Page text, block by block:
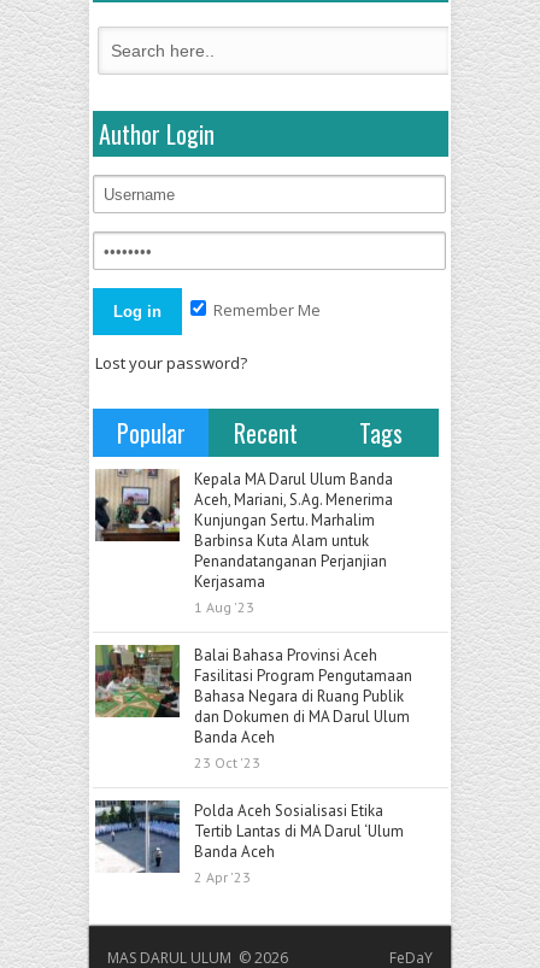
Author Login
Remember Me
Lost your password?
Popular Recent Tags
Kepala MA Darul Ulum Banda
Aceh, Mariani, S.Ag. Menerima
Kunjungan Sertu. Marhalim
Barbinsa Kuta Alam untuk
Penandatanganan Perjanjian
Kerjasama
1 Aug '23
Balai Bahasa Provinsi Aceh
Fasilitasi Program Pengutamaan
Bahasa Negara di Ruang Publik
dan Dokumen di MA Darul Ulum
Banda Aceh
23 Oct '23
Polda Aceh Sosialisasi Etika
Tertib Lantas di MA Darul ‘Ulum
Banda Aceh
2 Apr '23
MAS DARUL ULUM © 2026 FeDaY